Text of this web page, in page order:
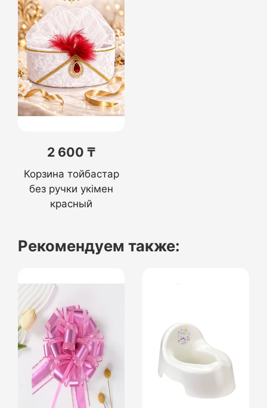
2 600 ₸
Корзина тойбастар
без ручки yкiмен
красный
Рекомендуем также: